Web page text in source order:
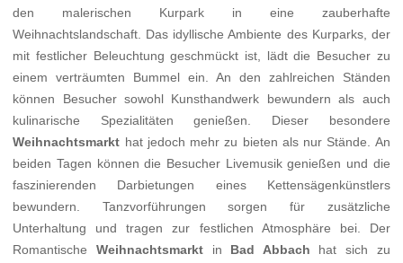
den malerischen Kurpark in eine zauberhafte
Weihnachtslandschaft. Das idyllische Ambiente des Kurparks, der
mit festlicher Beleuchtung geschmückt ist, lädt die Besucher zu
einem verträumten Bummel ein. An den zahlreichen Ständen
können Besucher sowohl Kunsthandwerk bewundern als auch
kulinarische Spezialitäten genießen. Dieser besondere
Weihnachtsmarkt hat jedoch mehr zu bieten als nur Stände. An
beiden Tagen können die Besucher Livemusik genießen und die
faszinierenden Darbietungen eines Kettensägenkünstlers
bewundern. Tanzvorführungen sorgen für zusätzliche
Unterhaltung und tragen zur festlichen Atmosphäre bei. Der
Romantische Weihnachtsmarktin Bad Abbach hat sich zu